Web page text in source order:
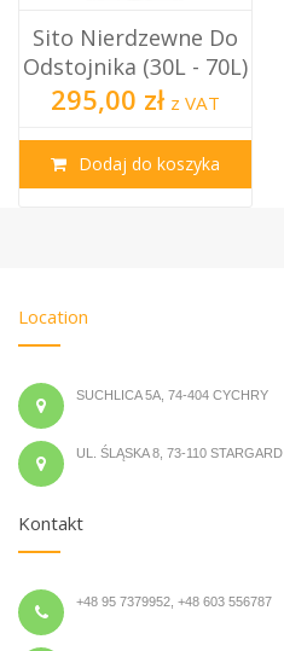
Sito Nierdzewne Do
Odstojnika (30L - 70L)
295,00 zł z VAT
Dodaj do koszyka
Location
SUCHLICA 5A, 74-404 CYCHRY
UL. ŚLĄSKA 8, 73-110 STARGARD
Kontakt
+48 95 7379952, +48 603 556787